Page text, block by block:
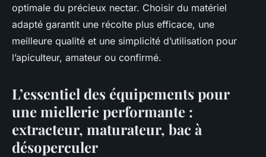
optimale du précieux nectar. Choisir du matériel
adapté garantit une récolte plus efficace, une
meilleure qualité et une simplicité d’utilisation pour
l’apiculteur, amateur ou confirmé.
L’essentiel des équipements pour
une miellerie performante :
extracteur, maturateur, bac à
désoperculer